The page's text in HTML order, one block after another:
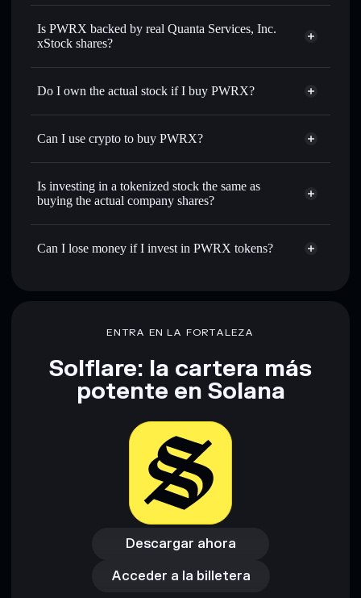
Is PWRX backed by real Quanta Services, Inc.
xStock shares?
Do I own the actual stock if I buy PWRX?
Can I use crypto to buy PWRX?
Is investing in a tokenized stock the same as
buying the actual company shares?
Can I lose money if I invest in PWRX tokens?
ENTRA EN LA FORTALEZA
Solflare: la cartera más
potente en Solana
Descargar ahora
Descargar ahora
Acceder a la billetera
Acceder a la billetera